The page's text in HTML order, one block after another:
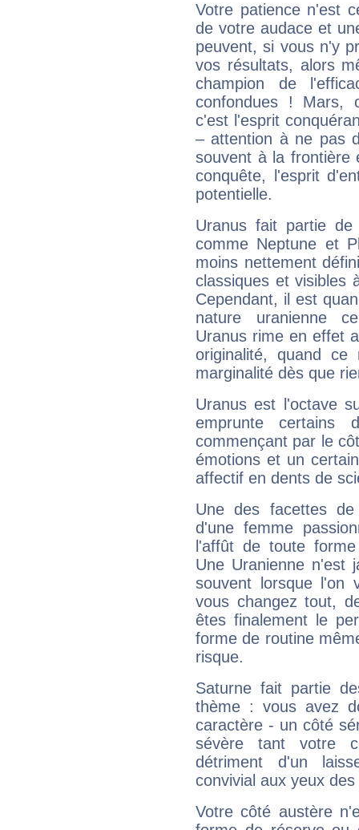
Votre patience n'est
de votre audace et
peuvent, si vous n'y
vos résultats, alors
champion de
confondues ! Mars,
c'est l'esprit
– attention à ne pas
souvent à la frontière
conquête, l'esprit
potentielle.
Uranus fait partie
comme Neptune et
moins nettement
classiques et visibles
Cependant, il est
nature uranienne
Uranus rime en effet
originalité, quand ce
marginalité dès que
Uranus est l'octave
emprunte
commençant par le
émotions et un
affectif en dents de
Une des facettes
d'une femme
l'affût de toute
Une Uranienne n'est
souvent lorsque l'on
vous changez tout,
êtes finalement le
forme de routine
risque.
Saturne fait partie
thème : vous avez
caractère - un côté
sévère tant votre
détriment d'un
convivial aux yeux
Votre côté austère